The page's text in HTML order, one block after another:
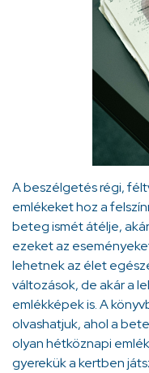
A beszélgetés régi,
emlékeket hoz a
beteg ismét átélje,
ezeket az
lehetnek az élet
változások, de akár a
emlékképek is. A
olvashatjuk, ahol a
olyan hétköznapi
gyerekük a kertben